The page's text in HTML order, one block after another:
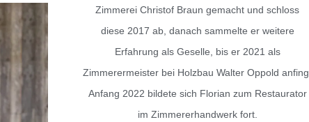
Zimmerei Christof Braun gemacht und schloss
diese 2017 ab, danach sammelte er weitere
Erfahrung als Geselle, bis er 2021 als
Zimmerermeister bei Holzbau Walter Oppold anfing.
Anfang 2022 bildete sich Florian zum Restaurator
im Zimmererhandwerk fort.